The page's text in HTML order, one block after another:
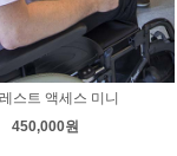
스트 액세스 미니
450,000원